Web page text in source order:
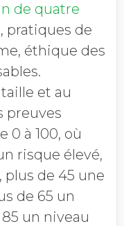
de quatre
pratiques de
éthique des
et au
preuves
0 à 100, où
risque élevé,
plus de 45 une
de 65 un
un niveau